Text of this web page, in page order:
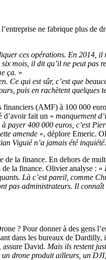
ne fabrique plus de
ces opérations. En
mois, il dit qu’il ne peut
ça. »
Ce qui est sûr, c’est que
puis en rachètent quelques
(AMF) à 100 000
d’avoir fait un « manquement
payer 400 000 euros, c’est
amende », déplore Emeric.
Viguié n’a jamais été inquiété.
la finance. En dehors de
de la finance. Olivier analyse : «
Là c’est pareil, comme
pas administrateurs. Il
? Pour donner à des gens
dans les bureaux de Dardilly,
assure David. Mais ils restent
drone produit ailleurs, un